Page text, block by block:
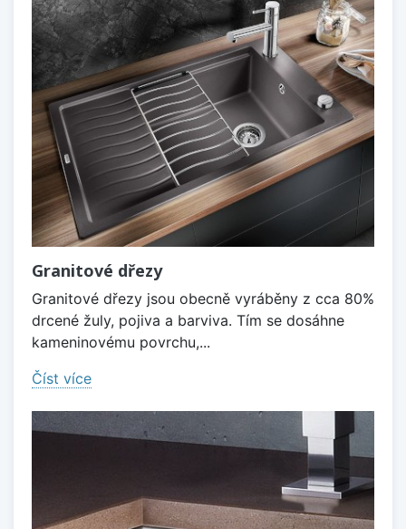
Granitové dřezy
Granitové dřezy jsou obecně vyráběny z cca 80%
drcené žuly, pojiva a barviva. Tím se dosáhne
kameninovému povrchu,...
Číst více